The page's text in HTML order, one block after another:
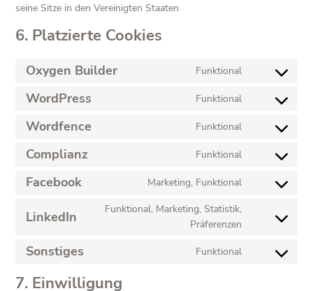
seine Sitze in den Vereinigten Staaten
6. Platzierte Cookies
Oxygen Builder Funktional
Consent
service
oxygen-
WordPress Funktional
Consent
service
wordpress
Wordfence Funktional
Consent
service
wordfence
Complianz Funktional
Consent
service
Facebook Marketing, Funktional
Consent
service
LinkedIn
Funktional, Marketing, Statistik,
Präferenzen
Consent
service
Sonstiges Funktional
Consent
7. Einwilligung